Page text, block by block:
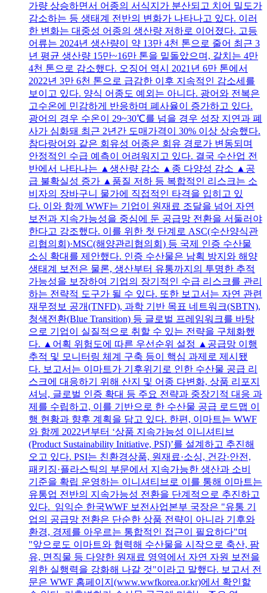
가량 상승하면서 어종의 서식지가 분산되고 치어 밀도가
감소하는 등 생태계 전반의 변화가 나타나고 있다. 이러
한 변화는 대중성 어종의 생산량 저하로 이어졌다. 고등
어류는 2024년 생산량이 약 13만 4천 톤으로 줄어 최근 3
년 평균 생산량 15만~16만 톤을 밑돌았으며, 갈치는 4만
4천 톤으로 감소했다. 오징어 역시 2021년 6만 톤에서
2022년 3만 6천 톤으로 급감한 이후 지속적인 감소세를
보이고 있다. 양식 어종도 예외는 아니다. 광어와 전복은
고수온에 민감하게 반응하며 폐사율이 증가하고 있다.
광어의 경우 수온이 29~30℃를 넘을 경우 성장 지연과 폐
사가 심화돼 최근 2년간 도매가격이 30% 이상 상승했다.
참다랑어와 같은 회유성 어종은 회유 경로가 변동되며
안정적인 수급 예측이 어려워지고 있다. 결국 수산업 전
반에서 나타나는 ▲생산량 감소 ▲종 다양성 감소 ▲공
급 불확실성 증가 ▲품질 저하 등 복합적인 리스크는 소
비자의 장바구니 물가에 직접적인 타격을 입히고 있
다. 이와 함께 WWF는 기업이 원재료 조달을 넘어 자연
보전과 지속가능성을 중심에 둔 공급망 전환을 서둘러야
한다고 강조했다. 이를 위한 첫 단계로 ASC(수산양식관
리협의회)·MSC(해양관리협의회) 등 국제 인증 수산물
소싱 확대를 제안했다. 인증 수산물은 남획 방지와 해양
생태계 보전은 물론, 생산부터 유통까지의 투명한 추적
가능성을 보장하여 기업의 장기적인 수급 리스크를 관리
하는 전략적 도구가 될 수 있다. 또한 보고서는 자연 관련
재무정보 공개(TNFD), 과학 기반 목표 네트워크(SBTN),
청색전환(Blue Transition) 등 글로벌 프레임워크를 바탕
으로 기업이 실질적으로 취할 수 있는 전략을 구체화했
다. ▲어획 위험도에 따른 우선순위 설정 ▲공급망 이행
추적 및 모니터링 체계 구축 등이 핵심 과제로 제시됐
다. 보고서는 이마트가 기후위기로 인한 수산물 공급 리
스크에 대응하기 위해 산지 및 어종 다변화, 상품 리포지
셔닝, 글로벌 인증 확대 등 주요 전략과 중장기적 대응 과
제를 수립하고, 이를 기반으로 한 수산물 공급 로드맵 이
행 현황과 향후 계획을 담고 있다. 한편, 이마트는 WWF
와 함께 2022년부터 ‘상품 지속가능성 이니셔티브
(Product Sustainability Initiative, PSI)’를 설계하고 추진해
오고 있다. PSI는 친환경상품, 원재료·소싱, 건강·안전,
패키징·플라스틱의 부문에서 지속가능한 생산과 소비
기준을 확립 운영하는 이니셔티브로 이를 통해 이마트는
유통업 전반의 지속가능성 전환을 단계적으로 추진하고
있다. 임익순 한국WWF 보전사업본부 국장은 "유통 기
업의 공급망 전환은 단순한 상품 전략이 아니라 기후와
환경, 경제를 아우르는 통합적인 접근이 필요하다"며
"앞으로도 이마트와 협력해 수산물을 시작으로 축산, 팜
유, 면직물 등 다양한 원재료 영역에서 자연 자원 보전을
위한 실행력을 강화해 나갈 것"이라고 말했다. 보고서 전
문은 WWF 홈페이지(www.wwfkorea.or.kr)에서 확인할